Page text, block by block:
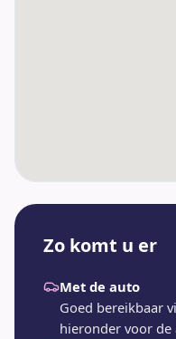
Zo komt u er
Met de auto
Goed bereikbaar
hieronder voor de